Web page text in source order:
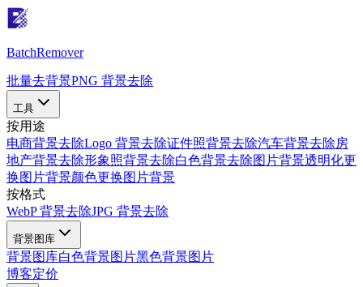
BatchRemover
批量去背景PNG 背景去除
工具
按用途
电商背景去除Logo 背景去除证件照背景去除汽车背景去除房
地产背景去除形象照背景去除白色背景去除图片背景透明化更
换图片背景颜色更换图片背景
按格式
WebP 背景去除JPG 背景去除
背景图库
背景图库白色背景图片黑色背景图片
博客定价